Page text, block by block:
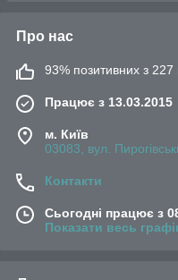
Про нас
93% позитивних з 227
Працює з 13.03.2015
м. Київ
03083, вул.
Контакти
Сьогодні працює з
Показати весь